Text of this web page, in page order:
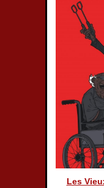
Les